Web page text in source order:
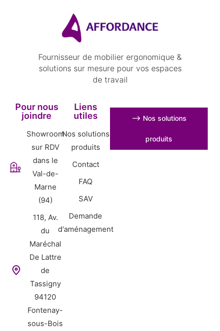
Fournisseur de mobilier ergonomique &
solutions sur mesure pour vos espaces
de travail
Pour nous
joindre
Showroom
sur RDV
dans le
Val-de-
Marne
(94)
118, Av.
du
Maréchal
De Lattre
de
Tassigny
94120
Fontenay-
sous-Bois
Liens
utiles
Nos solutions
produits
Contact
FAQ
SAV
Demande
d'aménagement
⟶ Nos solutions
produits